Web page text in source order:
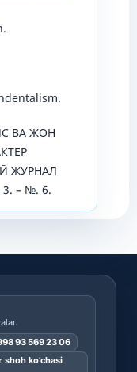
ВА ЖОН
ЖУРНАЛ
– №. 6.
93 569 23 06
ko’chasi